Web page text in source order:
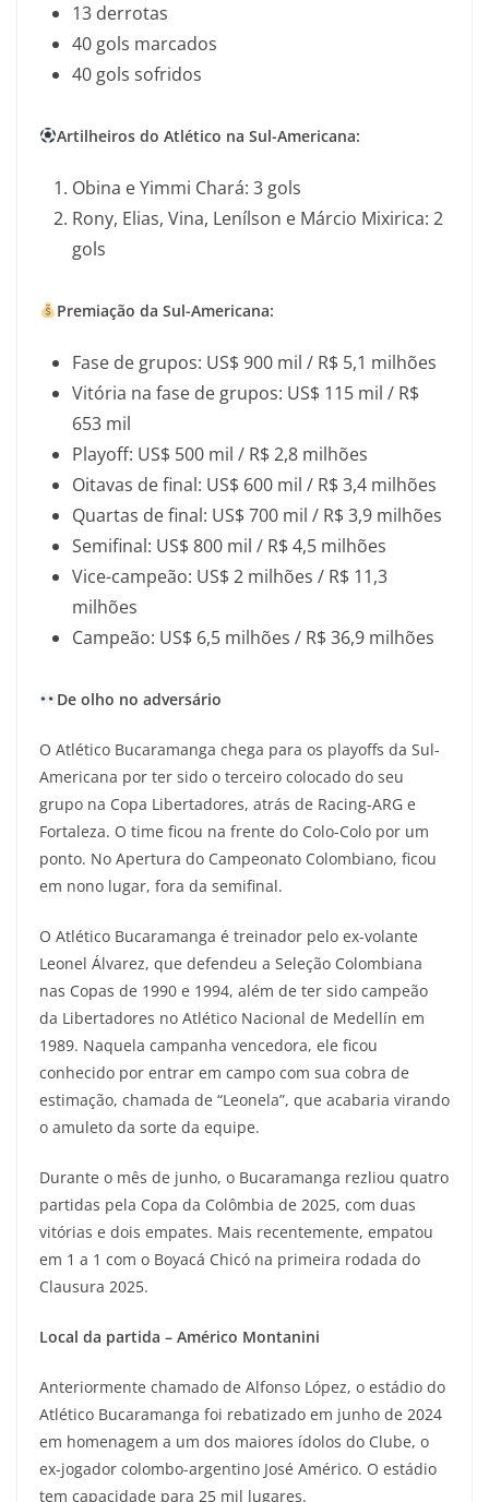
13 derrotas
40 gols marcados
40 gols sofridos
Artilheiros do Atlético na Sul-Americana:
Obina e Yimmi Chará: 3 gols
Rony, Elias, Vina, Lenílson e Márcio Mixirica: 2
gols
Premiação da Sul-Americana:
Fase de grupos: US$ 900 mil / R$ 5,1 milhões
Vitória na fase de grupos: US$ 115 mil / R$
653 mil
Playoff: US$ 500 mil / R$ 2,8 milhões
Oitavas de final: US$ 600 mil / R$ 3,4 milhões
Quartas de final: US$ 700 mil / R$ 3,9 milhões
Semifinal: US$ 800 mil / R$ 4,5 milhões
Vice-campeão: US$ 2 milhões / R$ 11,3
milhões
Campeão: US$ 6,5 milhões / R$ 36,9 milhões
De olho no adversário
O Atlético Bucaramanga chega para os playoffs da Sul-
Americana por ter sido o terceiro colocado do seu
grupo na Copa Libertadores, atrás de Racing-ARG e
Fortaleza. O time ficou na frente do Colo-Colo por um
ponto. No Apertura do Campeonato Colombiano, ficou
em nono lugar, fora da semifinal.
O Atlético Bucaramanga é treinador pelo ex-volante
Leonel Álvarez, que defendeu a Seleção Colombiana
nas Copas de 1990 e 1994, além de ter sido campeão
da Libertadores no Atlético Nacional de Medellín em
1989. Naquela campanha vencedora, ele ficou
conhecido por entrar em campo com sua cobra de
estimação, chamada de “Leonela”, que acabaria virando
o amuleto da sorte da equipe.
Durante o mês de junho, o Bucaramanga rezliou quatro
partidas pela Copa da Colômbia de 2025, com duas
vitórias e dois empates. Mais recentemente, empatou
em 1 a 1 com o Boyacá Chicó na primeira rodada do
Clausura 2025.
Local da partida – Américo Montanini
Anteriormente chamado de Alfonso López, o estádio do
Atlético Bucaramanga foi rebatizado em junho de 2024
em homenagem a um dos maiores ídolos do Clube, o
ex-jogador colombo-argentino José Américo. O estádio
tem capacidade para 25 mil lugares.